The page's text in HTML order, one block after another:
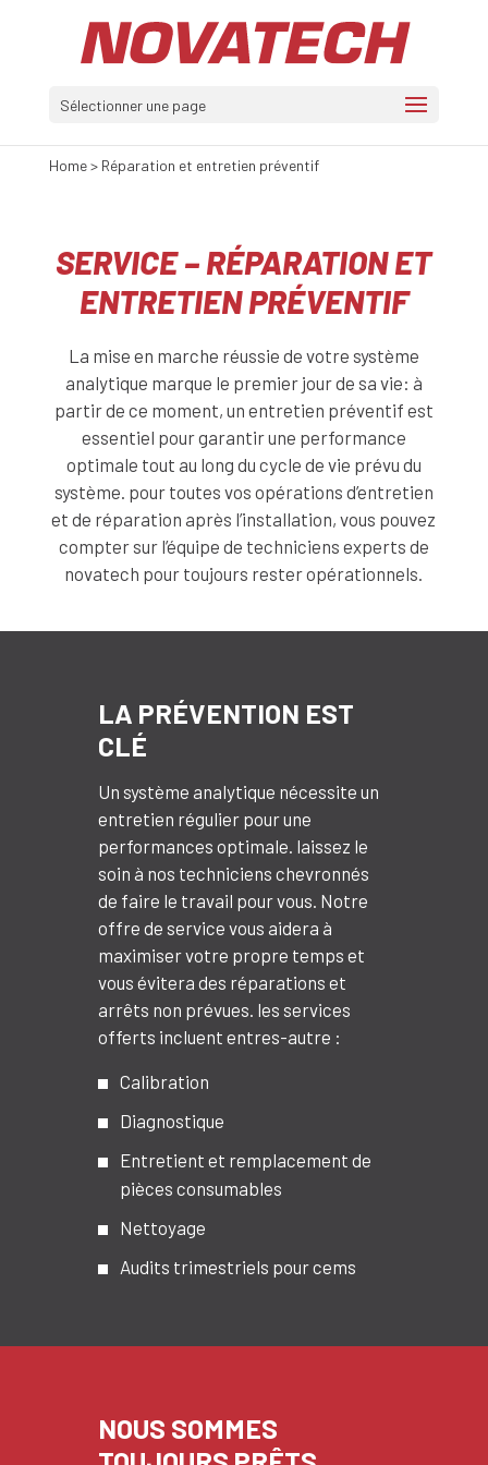
Sélectionner une page
Home> Réparation et entretien préventif
SERVICE – RÉPARATION ET
ENTRETIEN PRÉVENTIF
La mise en marche réussie de votre système
analytique marque le premier jour de sa vie: à
partir de ce moment, un entretien préventif est
essentiel pour garantir une performance
optimale tout au long du cycle de vie prévu du
système. pour toutes vos opérations d’entretien
et de réparation après l’installation, vous pouvez
compter sur l’équipe de techniciens experts de
novatech pour toujours rester opérationnels.
LA PRÉVENTION EST
CLÉ
Un système analytique nécessite un
entretien régulier pour une
performances optimale. laissez le
soin à nos techniciens chevronnés
de faire le travail pour vous. Notre
offre de service vous aidera à
maximiser votre propre temps et
vous évitera des réparations et
arrêts non prévues. les services
offerts incluent entres-autre :
Calibration
Diagnostique
Entretient et remplacement de
pièces consumables
Nettoyage
Audits trimestriels pour cems
NOUS SOMMES